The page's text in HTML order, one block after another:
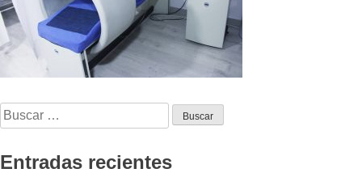
Buscar:
Entradas recientes